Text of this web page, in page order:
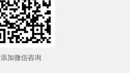
添加微信咨询